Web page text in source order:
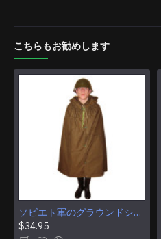
こちらもお勧めします
ソビエト軍のグラウンドシート (テント + レインコート)
$34.95